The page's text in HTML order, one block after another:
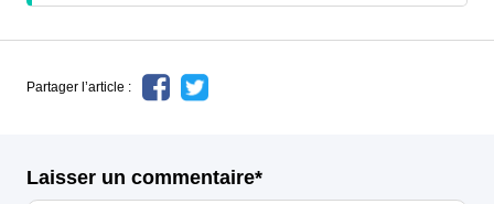
Partager l’article :
Laisser un commentaire*